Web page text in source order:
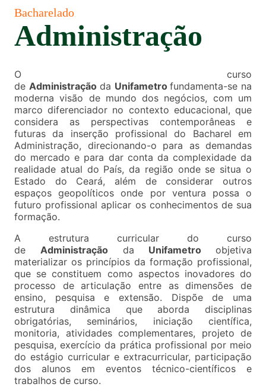
Bacharelado
Administração
O curso
de Administraçãoda Unifametrofundamenta-se na
moderna visão de mundo dos negócios, com um
marco diferenciador no contexto educacional, que
considera as perspectivas contemporâneas e
futuras da inserção profissional do Bacharel em
Administração, direcionando-o para as demandas
do mercado e para dar conta da complexidade da
realidade atual do País, da região onde se situa o
Estado do Ceará, além de considerar outros
espaços geopolíticos onde por ventura possa o
futuro profissional aplicar os conhecimentos de sua
formação.
A estrutura curricular do curso
deAdministração da Unifametro objetiva
materializar os princípios da formação profissional,
que se constituem como aspectos inovadores do
processo de articulação entre as dimensões de
ensino, pesquisa e extensão. Dispõe de uma
estrutura dinâmica que aborda disciplinas
obrigatórias, seminários, iniciação científica,
monitoria, atividades complementares, projeto de
pesquisa, exercício da prática profissional por meio
do estágio curricular e extracurricular, participação
dos alunos em eventos técnico-científicos e
trabalhos de curso.